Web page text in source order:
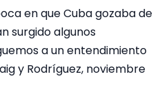
en que Cuba gozaba de
surgido algunos
a un entendimiento
y Rodríguez, noviembre